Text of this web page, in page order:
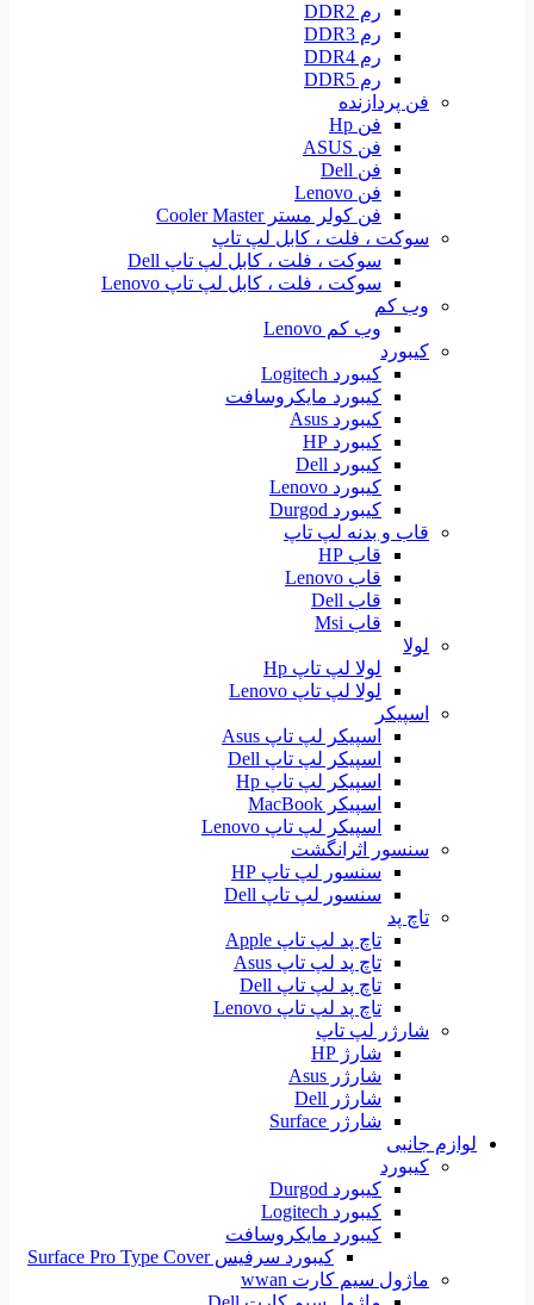
رم DDR2
رم DDR3
رم DDR4
رم DDR5
فن پردازنده
فن Hp
فن ASUS
فن Dell
فن Lenovo
فن کولر مستر Cooler Master
سوکت ، فلت ، کابل لپ تاپ
سوکت ، فلت ، کابل لپ تاپ Dell
سوکت ، فلت ، کابل لپ تاپ Lenovo
وب کم
وب کم Lenovo
کیبورد
کیبورد Logitech
کیبورد مایکروسافت
کیبورد Asus
کیبورد HP
کیبورد Dell
کیبورد Lenovo
کیبورد Durgod
قاب و بدنه لپ تاپ
قاب HP
قاب Lenovo
قاب Dell
قاب Msi
لولا
لولا لپ تاپ Hp
لولا لپ تاپ Lenovo
اسپیکر
اسپیکر لپ تاپ Asus
اسپیکر لپ تاپ Dell
اسپیکر لپ تاپ Hp
اسپیکر MacBook
اسپیکر لپ تاپ Lenovo
سنسور اثرانگشت
سنسور لپ تاپ HP
سنسور لپ تاپ Dell
تاچ پد
تاچ پد لپ تاپ Apple
تاچ پد لپ تاپ Asus
تاچ پد لپ تاپ Dell
تاچ پد لپ تاپ Lenovo
شارژر لپ تاپ
شارژ HP
شارژر Asus
شارژر Dell
شارژر Surface
لوازم جانبی
کیبورد
کیبورد Durgod
کیبورد Logitech
کیبورد مایکروسافت
کیبورد سرفیس Surface Pro Type Cover
ماژول سیم کارت wwan